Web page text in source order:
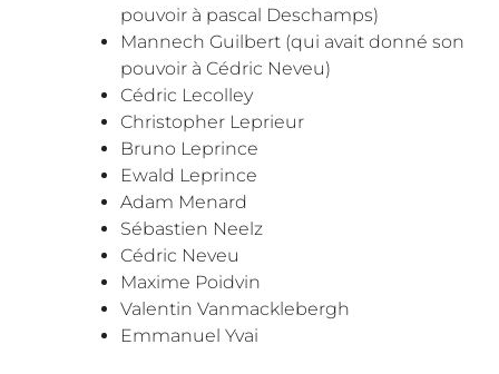
pouvoir à pascal Deschamps)
Mannech Guilbert (qui avait donné son
pouvoir à Cédric Neveu)
Cédric Lecolley
Christopher Leprieur
Bruno Leprince
Ewald Leprince
Adam Menard
Sébastien Neelz
Cédric Neveu
Maxime Poidvin
Valentin Vanmacklebergh
Emmanuel Yvai